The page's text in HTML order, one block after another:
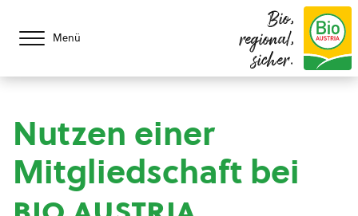
Menü
Bio,
regional,
sicher.
Nutzen einer
Mitgliedschaft bei